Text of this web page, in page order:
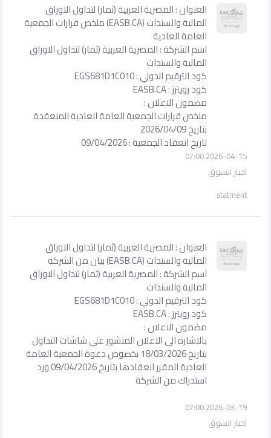
العنوان : المصرية العربية (ثمار) لتداول الاوراق
المالية والسندات (EASB.CA) ملخص قرارات الجمعية
العامة العادية
اسم الشركة : المصرية العربية (ثمار) لتداول الاوراق
المالية والسندات
كود الترقيم الدولي : EGS681D1C010
كود رويترز : EASB.CA
مضمون الاعلان :
ملخص قرارات الجمعية العامة العادية المنعقدة
بتاريخ 2026/04/09
تاريخ انعقاد الجمعية : 09/04/2026
2026-04-15 07:00
اخبار السوق
statment
العنوان : المصرية العربية (ثمار) لتداول الاوراق
المالية والسندات (EASB.CA) بيان من الشركة
اسم الشركة : المصرية العربية (ثمار) لتداول الاوراق
المالية والسندات
كود الترقيم الدولي : EGS681D1C010
كود رويترز : EASB.CA
مضمون الاعلان :
بالاشارة الى الاعلان المنشور على شاشات التداول
بتاريخ 18/03/2026 بخصوص دعوة الجمعية العامة
العادية المقرر انعقادها بتاريخ 09/04/2026 ورد
استدراك من الشركة
2026-03-19 07:00
اخبار السوق